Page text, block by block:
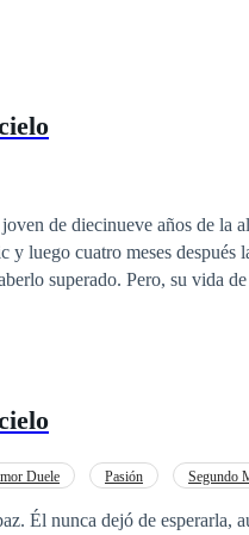
de diecinueve años de la
y luego cuatro meses
superado. Pero, su vida
pero que dentro de
Duele Pasión Segundo
Él nunca dejó de esperarla,